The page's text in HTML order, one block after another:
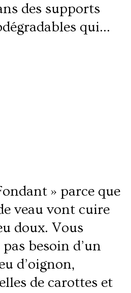
des supports
qui…
» parce que
veau vont cuire
doux. Vous
besoin d’un
d’oignon,
de carottes et